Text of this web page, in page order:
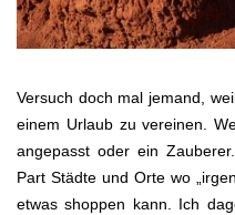
Versuch doch mal jemand,
einem Urlaub zu vereinen.
angepasst oder ein
Part Städte und Orte wo
etwas shoppen kann. Ich